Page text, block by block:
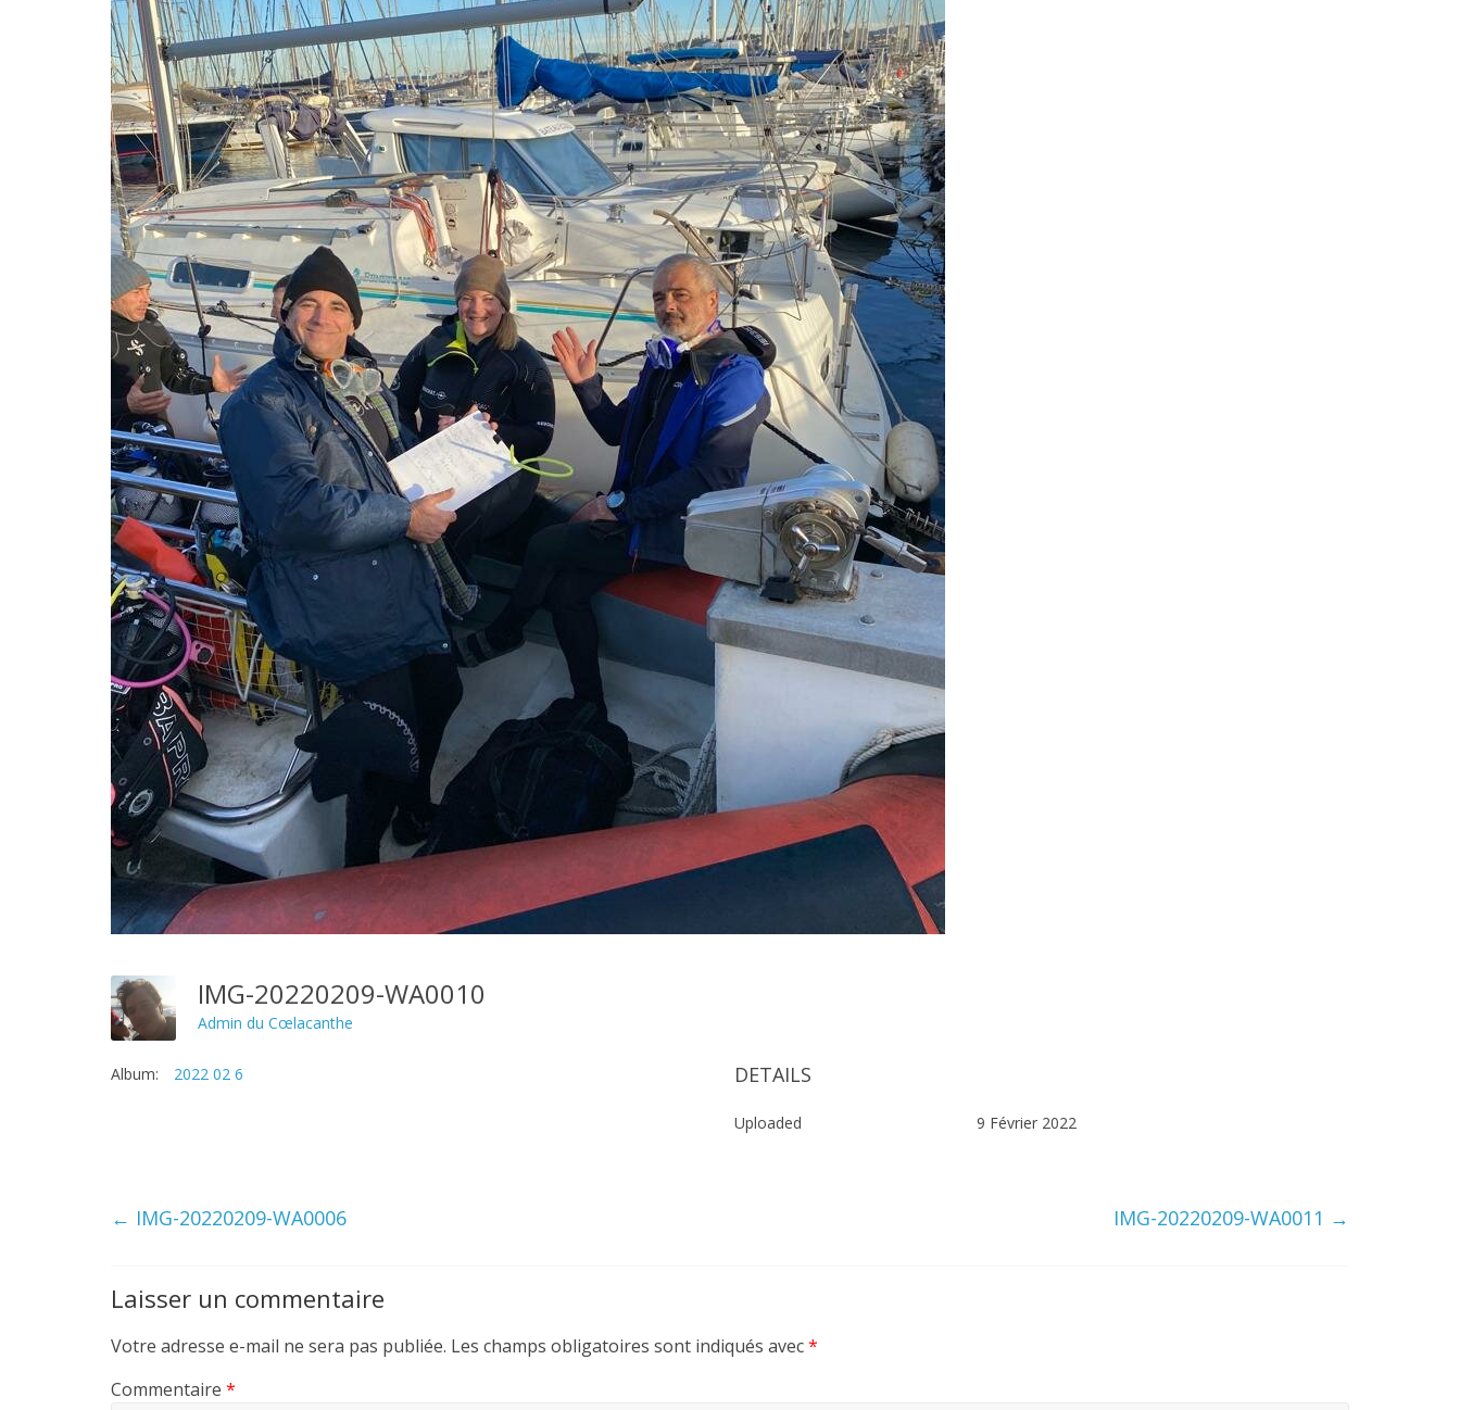
IMG-20220209-WA0010
Admin du Cœlacanthe
Album: 2022 02 6 DETAILS
Uploaded 9 Février 2022
← IMG-20220209-WA0006 IMG-20220209-WA0011 →
Laisser un commentaire
Votre adresse e-mail ne sera pas publiée. Les champs obligatoires sont indiqués avec*
Commentaire *